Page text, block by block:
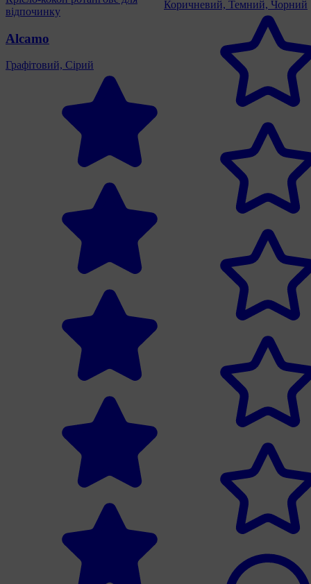
відпочинку
Alcamo
Графітовий, Сірий
Коричневий, Темний, Чорний